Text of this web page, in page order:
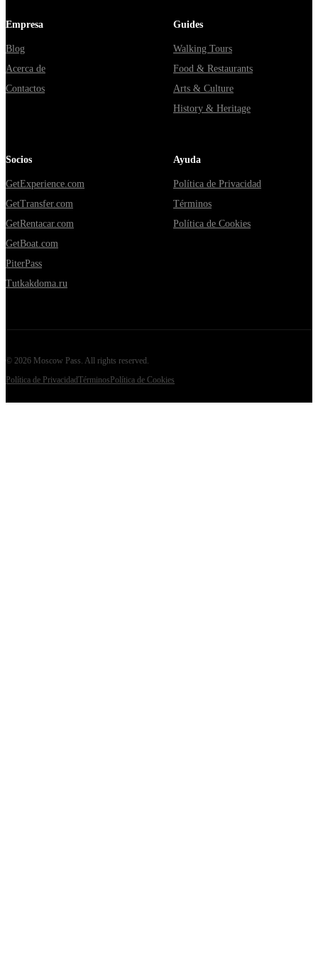
Empresa
Blog
Acerca de
Contactos
Guides
Walking Tours
Food & Restaurants
Arts & Culture
History & Heritage
Socios
GetExperience.com
GetTransfer.com
GetRentacar.com
GetBoat.com
PiterPass
Tutkakdoma.ru
Ayuda
Política de Privacidad
Términos
Política de Cookies
© 2026 Moscow Pass. All rights reserved.
Política de PrivacidadTérminos Política de Cookies